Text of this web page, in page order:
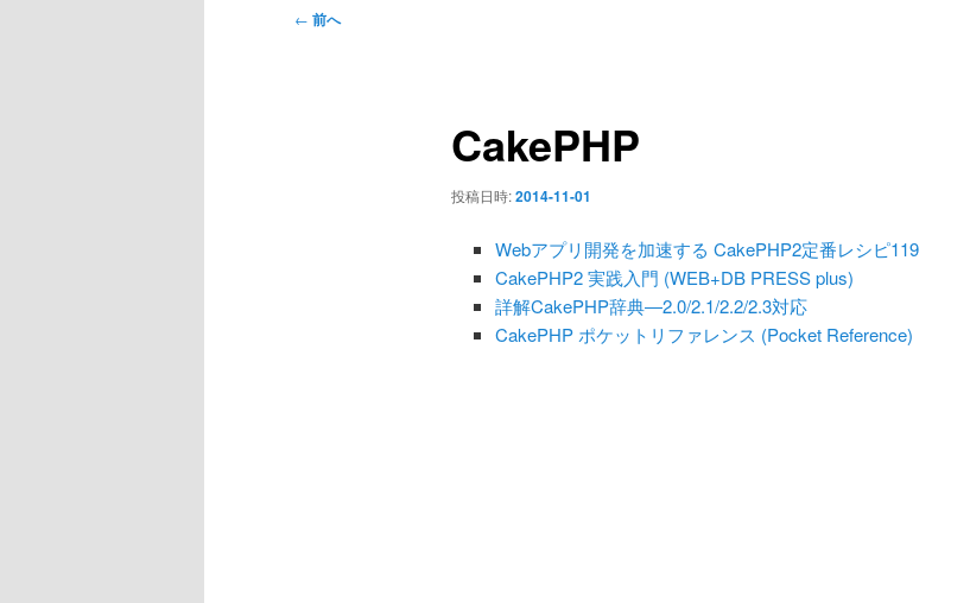
投
← 前へ
CakePHP
投稿日時:2014-11-01
Webアプリ開発を加速する CakePHP2定番レシピ119
CakePHP2 実践入門 (WEB+DB PRESS plus)
詳解CakePHP辞典―2.0/2.1/2.2/2.3対応
CakePHP ポケットリファレンス (Pocket Reference)